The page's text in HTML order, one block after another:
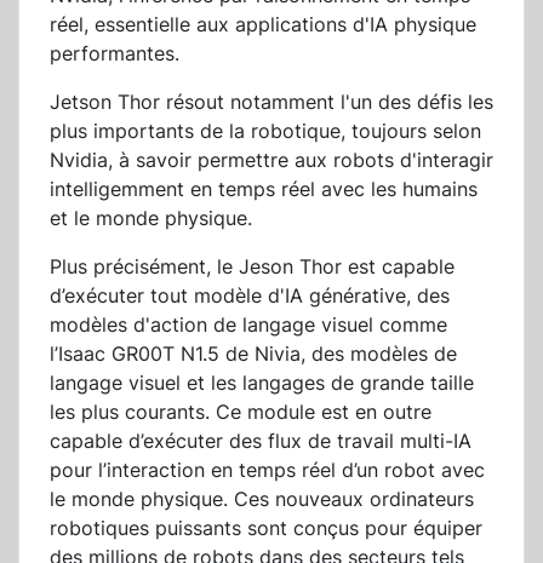
réel, essentielle aux applications d'IA physique
performantes.
Jetson Thor résout notamment l'un des défis les
plus importants de la robotique, toujours selon
Nvidia, à savoir permettre aux robots d'interagir
intelligemment en temps réel avec les humains
et le monde physique.
Plus précisément, le Jeson Thor est capable
d’exécuter tout modèle d'IA générative, des
modèles d'action de langage visuel comme
l’Isaac GR00T N1.5 de Nivia, des modèles de
langage visuel et les langages de grande taille
les plus courants. Ce module est en outre
capable d’exécuter des flux de travail multi-IA
pour l’interaction en temps réel d’un robot avec
le monde physique. Ces nouveaux ordinateurs
robotiques puissants sont conçus pour équiper
des millions de robots dans des secteurs tels